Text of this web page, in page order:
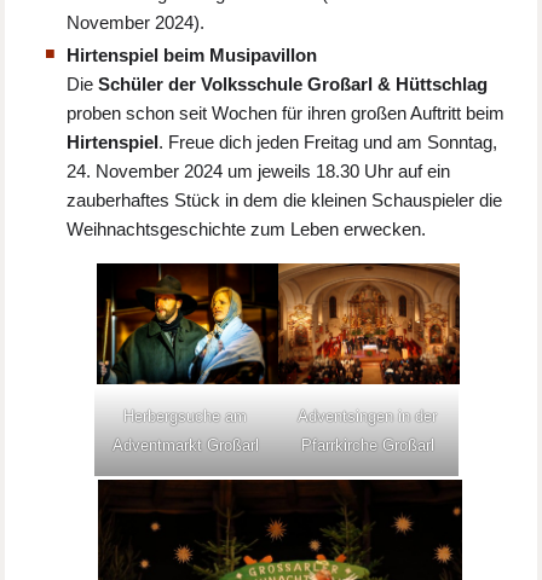
November 2024).
Hirtenspiel beim Musipavillon
DieSchüler der Volksschule Großarl & Hüttschlag
proben schon seit Wochen für ihren großen Auftritt beim
Hirtenspiel. Freue dich jeden Freitag und am Sonntag,
24. November 2024 um jeweils 18.30 Uhr auf ein
zauberhaftes Stück in dem die kleinen Schauspieler die
Weihnachtsgeschichte zum Leben erwecken.
Herbergsuche am
Adventmarkt Großarl
Adventsingen in der
Pfarrkirche Großarl